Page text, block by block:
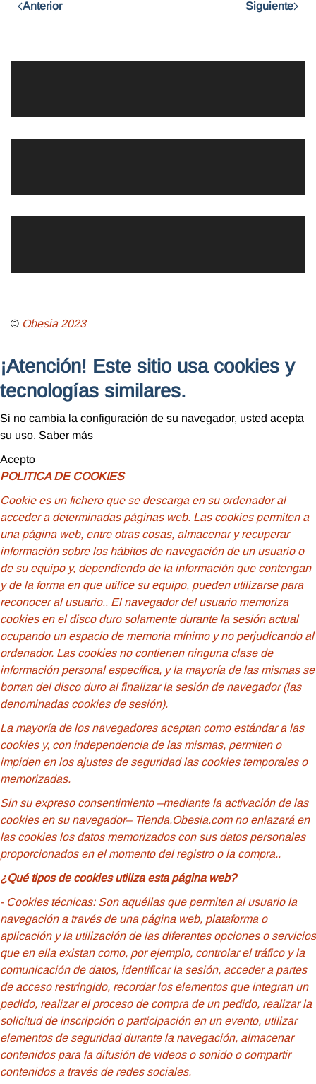
Anterior Siguiente
© Obesia2023
¡Atención! Este sitio usa cookies y
tecnologías similares.
Si no cambia la configuración de su navegador, usted acepta
su uso. Saber más
Acepto
POLITICA DE COOKIES
Cookie es un fichero que se descarga en su ordenador al
acceder a determinadas páginas web. Las cookies permiten a
una página web, entre otras cosas, almacenar y recuperar
información sobre los hábitos de navegación de un usuario o
de su equipo y, dependiendo de la información que contengan
y de la forma en que utilice su equipo, pueden utilizarse para
reconocer al usuario.. El navegador del usuario memoriza
cookies en el disco duro solamente durante la sesión actual
ocupando un espacio de memoria mínimo y no perjudicando al
ordenador. Las cookies no contienen ninguna clase de
información personal específica, y la mayoría de las mismas se
borran del disco duro al finalizar la sesión de navegador (las
denominadas cookies de sesión).
La mayoría de los navegadores aceptan como estándar a las
cookies y, con independencia de las mismas, permiten o
impiden en los ajustes de seguridad las cookies temporales o
memorizadas.
Sin su expreso consentimiento –mediante la activación de las
cookies en su navegador– Tienda.Obesia.com no enlazará en
las cookies los datos memorizados con sus datos personales
proporcionados en el momento del registro o la compra..
¿Qué tipos de cookies utiliza esta página web?
- Cookies técnicas: Son aquéllas que permiten al usuario la
navegación a través de una página web, plataforma o
aplicación y la utilización de las diferentes opciones o servicios
que en ella existan como, por ejemplo, controlar el tráfico y la
comunicación de datos, identificar la sesión, acceder a partes
de acceso restringido, recordar los elementos que integran un
pedido, realizar el proceso de compra de un pedido, realizar la
solicitud de inscripción o participación en un evento, utilizar
elementos de seguridad durante la navegación, almacenar
contenidos para la difusión de videos o sonido o compartir
contenidos a través de redes sociales.